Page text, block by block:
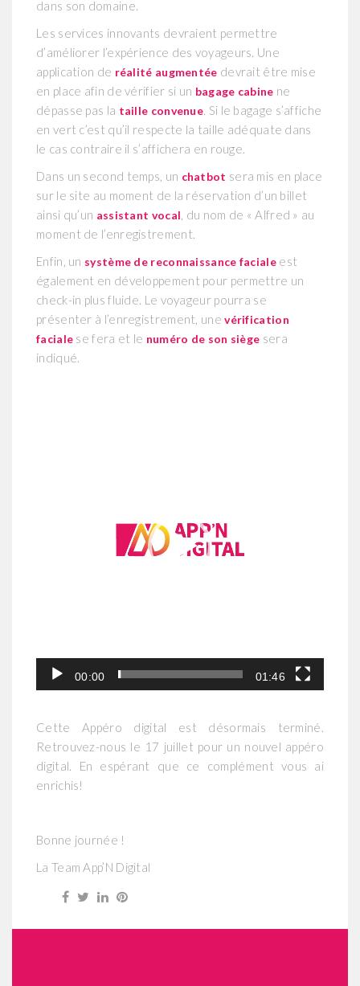
dans son domaine.
Les services innovants devraient permettre
d’améliorer l’expérience des voyageurs. Une
application de réalité augmentée devrait être mise
en place afin de vérifier si un bagage cabine ne
dépasse pas la taille convenue. Si le bagage s’affiche
en vert c’est qu’il respecte la taille adéquate dans
le cas contraire il s’affichera en rouge.
Dans un second temps, un chatbot sera mis en place
sur le site au moment de la réservation d’un billet
ainsi qu’un assistant vocal , du nom de « Alfred » au
moment de l’enregistrement.
Enfin, un système de reconnaissance facialeest
également en développement pour permettre un
check-in plus fluide. Le voyageur pourra se
présenter à l’enregistrement, unevérification
faciale se fera et le numéro de son siège sera
indiqué.
00:00 01:46
Cette Appéro digital est désormais terminé.
Retrouvez-nous le 17 juillet pour un nouvel appéro
digital. En espérant que ce complément vous ai
enrichis!
Bonne journée !
La Team App’N Digital